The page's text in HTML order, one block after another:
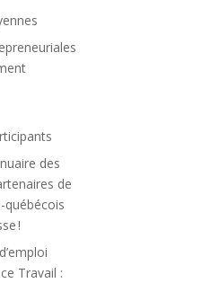
des
de
québécois
!
Travail :